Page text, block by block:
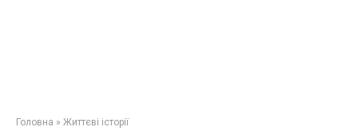
Головна » Життєві історії